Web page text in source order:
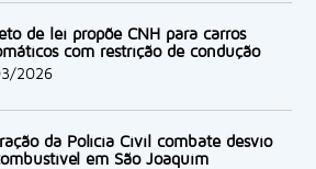
de lei propõe CNH para carros
com restrição de condução
2026
da Polícia Civil combate desvio
em São Joaquim